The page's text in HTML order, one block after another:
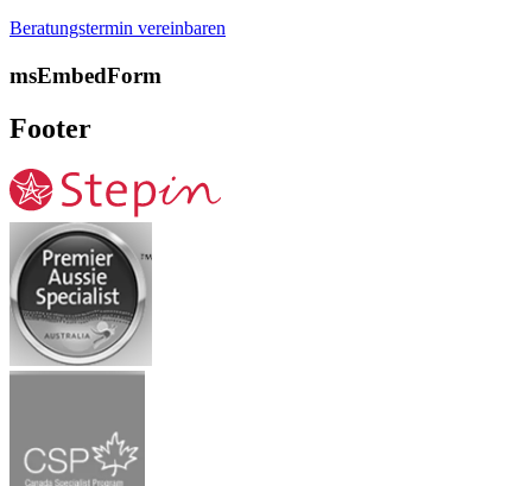
Beratungstermin vereinbaren
msEmbedForm
Footer